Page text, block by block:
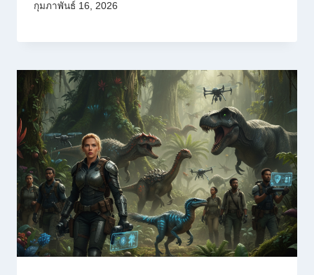
กุมภาพันธ์ 16, 2026